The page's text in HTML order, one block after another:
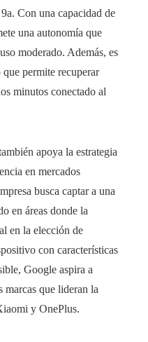
Con una capacidad de
una autonomía que
moderado. Además, es
permite recuperar
minutos conectado al
apoya la estrategia
en mercados
busca captar a una
en áreas donde la
en la elección de
con características
Google aspira a
marcas que lideran la
y OnePlus.